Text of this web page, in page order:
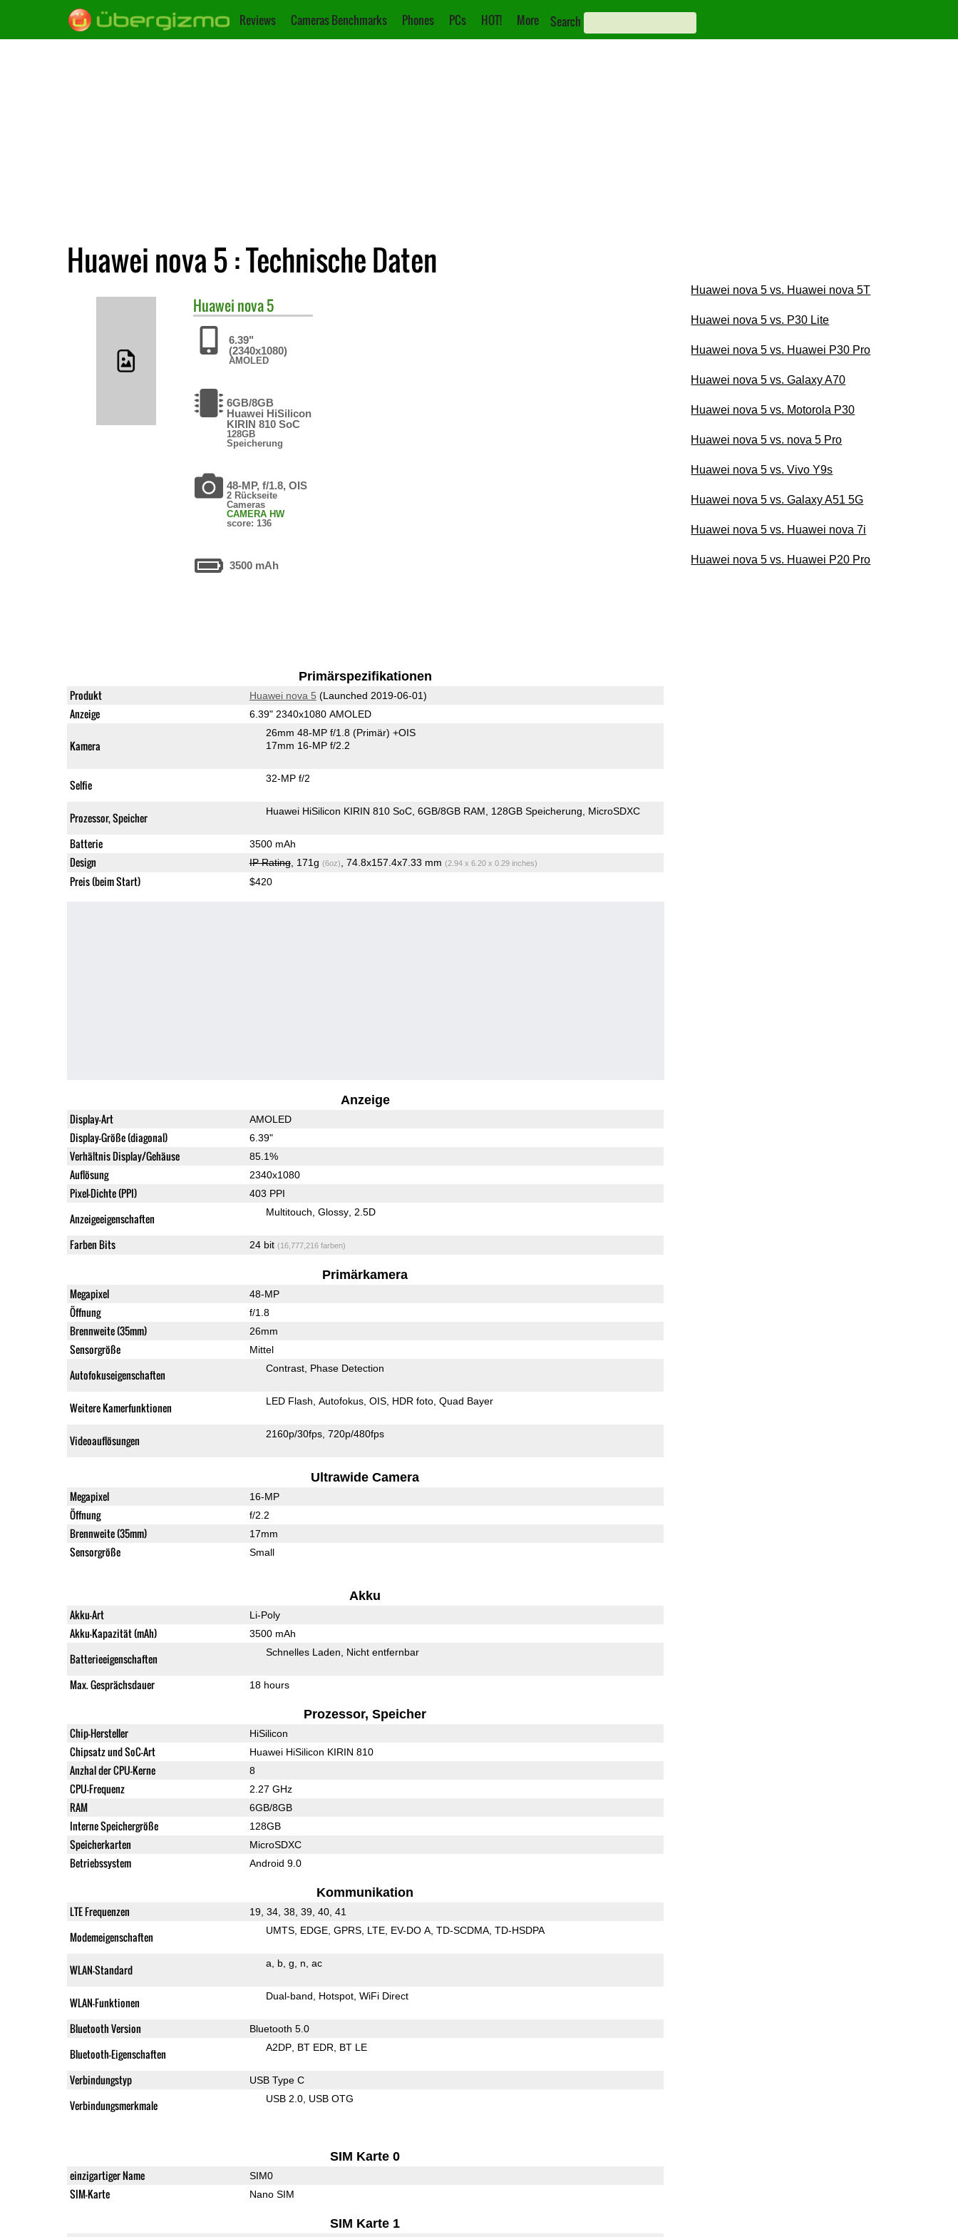
Reviews Cameras Benchmarks Phones PCs HOT! More Search
Huawei nova 5 : Technische Daten
Huawei nova 5
6.39"
(2340x1080)
AMOLED
6GB/8GB
Huawei HiSilicon
KIRIN 810 SoC
128GB
Speicherung
48-MP, f/1.8, OIS
2 Rückseite
Cameras
CAMERA HW
score: 136
3500 mAh
Primärspezifikationen
Produkt Huawei nova 5 (Launched 2019-06-01)
Anzeige 6.39" 2340x1080 AMOLED
Kamera
26mm 48-MP f/1.8 (Primär) +OIS
17mm 16-MP f/2.2
Selfie 32-MP f/2
Prozessor, Speicher Huawei HiSilicon KIRIN 810 SoC 6GB/8GB RAM 128GB Speicherung MicroSDXC
Batterie 3500 mAh
Design IP Rating, 171g (6oz) , 74.8x157.4x7.33 mm (2.94 x 6.20 x 0.29 inches)
Preis (beim Start) $420
Anzeige
Display-Art AMOLED
Display-Größe (diagonal) 6.39"
Verhältnis Display/Gehäuse 85.1%
Auflösung 2340x1080
Pixel-Dichte (PPI) 403 PPI
Anzeigeeigenschaften Multitouch Glossy 2.5D
Farben Bits 24 bit (16,777,216 farben)
Primärkamera
Megapixel 48-MP
Öffnung f/1.8
Brennweite (35mm) 26mm
Sensorgröße Mittel
Autofokuseigenschaften Contrast Phase Detection
Weitere Kamerfunktionen LED Flash Autofokus OIS HDR foto Quad Bayer
Videoauflösungen 2160p/30fps 720p/480fps
Ultrawide Camera
Megapixel 16-MP
Öffnung f/2.2
Brennweite (35mm) 17mm
Sensorgröße Small
Akku
Akku-Art Li-Poly
Akku-Kapazität (mAh) 3500 mAh
Batterieeigenschaften Schnelles Laden Nicht entfernbar
Max. Gesprächsdauer 18 hours
Prozessor, Speicher
Chip-Hersteller HiSilicon
Chipsatz und SoC-Art Huawei HiSilicon KIRIN 810
Anzhal der CPU-Kerne 8
CPU-Frequenz 2.27 GHz
RAM 6GB/8GB
Interne Speichergröße 128GB
Speicherkarten MicroSDXC
Betriebssystem Android 9.0
Kommunikation
LTE Frequenzen 19, 34, 38, 39, 40, 41
Modemeigenschaften UMTS EDGE GPRS LTE EV-DO A TD-SCDMA TD-HSDPA
WLAN-Standard a b g n ac
WLAN-Funktionen Dual-band Hotspot WiFi Direct
Bluetooth Version Bluetooth 5.0
Bluetooth-Eigenschaften A2DP BT EDR BT LE
Verbindungstyp USB Type C
Verbindungsmerkmale USB 2.0 USB OTG
SIM Karte 0
einzigartiger Name SIM0
SIM-Karte Nano SIM
SIM Karte 1
Huawei nova 5 vs. Huawei nova 5T
Huawei nova 5 vs. P30 Lite
Huawei nova 5 vs. Huawei P30 Pro
Huawei nova 5 vs. Galaxy A70
Huawei nova 5 vs. Motorola P30
Huawei nova 5 vs. nova 5 Pro
Huawei nova 5 vs. Vivo Y9s
Huawei nova 5 vs. Galaxy A51 5G
Huawei nova 5 vs. Huawei nova 7i
Huawei nova 5 vs. Huawei P20 Pro